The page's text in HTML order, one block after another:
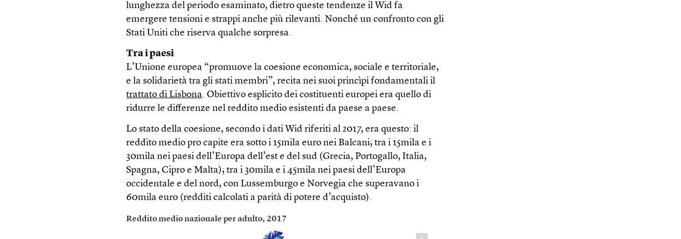
lunghezza del periodo esaminato, dietro queste tendenze il Wid fa
emergere tensioni e strappi anche più rilevanti. Nonché un confronto con gli
Stati Uniti che riserva qualche sorpresa.
Tra i paesi
L’Unione europea “promuove la coesione economica, sociale e territoriale,
e la solidarietà tra gli stati membri”, recita nei suoi princìpi fondamentali il
trattato di Lisbona. Obiettivo esplicito dei costituenti europei era quello di
ridurre le differenze nel reddito medio esistenti da paese a paese.
Lo stato della coesione, secondo i dati Wid riferiti al 2017, era questo: il
reddito medio pro capite era sotto i 15mila euro nei Balcani; tra i 15mila e i
30mila nei paesi dell’Europa dell’est e del sud (Grecia, Portogallo, Italia,
Spagna, Cipro e Malta); tra i 30mila e i 45mila nei paesi dell’Europa
occidentale e del nord, con Lussemburgo e Norvegia che superavano i
60mila euro (redditi calcolati a parità di potere d’acquisto).